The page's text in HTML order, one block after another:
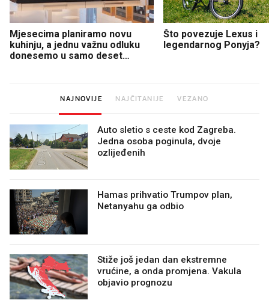
Mjesecima planiramo novu
kuhinju, a jednu važnu odluku
donesemo u samo deset
Što povezuje Lexus i
legendarnog Ponyja?
NAJNOVIJE NAJČITANIJE VEZANO
Auto sletio s ceste kod Zagreba.
Jedna osoba poginula, dvoje
ozlijeđenih
Hamas prihvatio Trumpov plan,
Netanyahu ga odbio
Stiže još jedan dan ekstremne
vrućine, a onda promjena. Vakula
objavio prognozu